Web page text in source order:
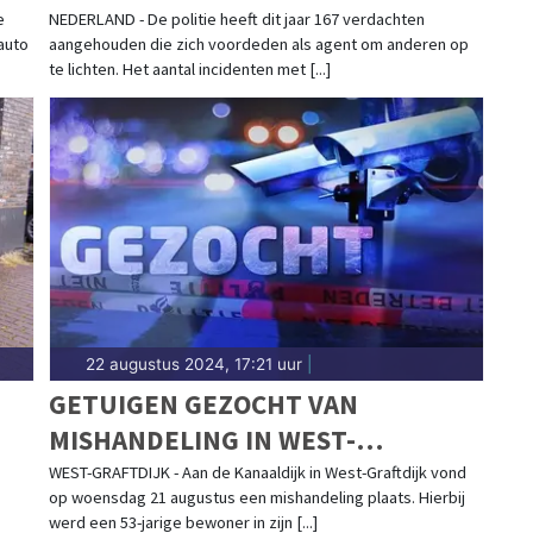
NEDERLAND - De politie heeft dit jaar 167 verdachten
aangehouden die zich voordeden als agent om anderen op
te lichten. Het aantal incidenten met [...]
22 augustus 2024, 17:21 uur|
GETUIGEN GEZOCHT VAN
MISHANDELING IN WEST-
GRAFTDIJK
WEST-GRAFTDIJK - Aan de Kanaaldijk in West-Graftdijk vond
op woensdag 21 augustus een mishandeling plaats. Hierbij
werd een 53-jarige bewoner in zijn [...]